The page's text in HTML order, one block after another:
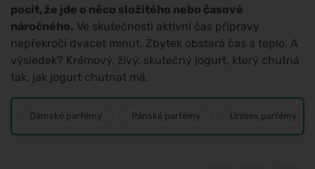
pocit, že jde o něco složitého nebo časově
náročného. Ve skutečnosti aktivní čas přípravy
nepřekročí dvacet minut. Zbytek obstará čas a teplo. A
výsledek? Krémový, živý, skutečný jogurt, který chutná
tak, jak jogurt chutnat má.
Dámské parfémy Pánské parfémy Unisex parfémy